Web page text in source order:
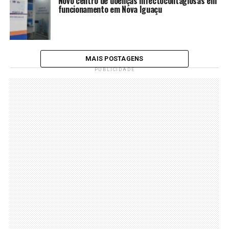
funcionamento em Nova Iguaçu
MAIS POSTAGENS
PUBLICIDADE